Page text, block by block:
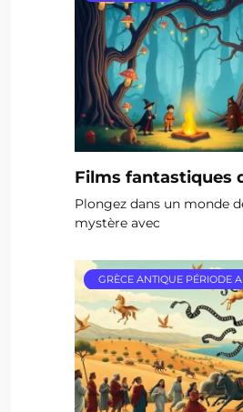
Films fantastiques
Plongez dans un monde
mystère avec
GRÈCE ANTIQUE PÉRIODE